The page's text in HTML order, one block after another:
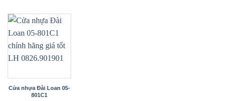
1.954.999₫.là:
1.854.990₫.
Cửa nhựa Đài Loan 05-
801C1